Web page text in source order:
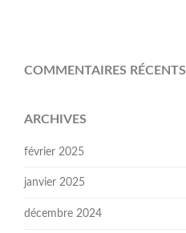
COMMENTAIRES RÉCENTS
ARCHIVES
février 2025
janvier 2025
décembre 2024